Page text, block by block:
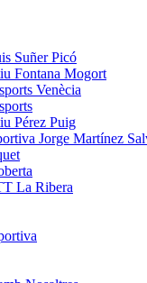
Suñer Picó
Fontana Mogort
Venècia
Pérez Puig
Jorge Martínez
La Ribera